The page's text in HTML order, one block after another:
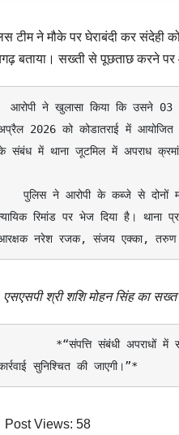
टीम ने मौके पर घेराबंदी कर संदेही
बताया। सख्ती से पूछताछ करने पर
2026 को कोडातराई में
संबंध में थाना जूटमिल में अपराध
रिमांड पर भेज दिया है। थाना
नरेश रजक, संजय एक्का, तरुण
एसएसपी श्री शशि मोहन सिंह का
सुनिश्चित की जाएगी।”*
Post Views: 58